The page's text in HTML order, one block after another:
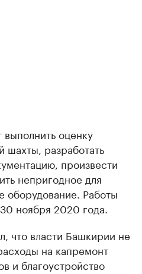
оценку
шахты, разработать
произвести
непригодное для
оборудование. Работы
ноября 2020 года.
что власти Башкирии не
на капремонт
и благоустройство